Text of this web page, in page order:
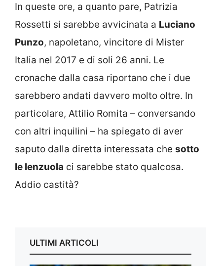
In queste ore, a quanto pare, Patrizia
Rossetti si sarebbe avvicinata a Luciano
Punzo, napoletano, vincitore di Mister
Italia nel 2017 e di soli 26 anni. Le
cronache dalla casa riportano che i due
sarebbero andati davvero molto oltre. In
particolare, Attilio Romita – conversando
con altri inquilini – ha spiegato di aver
saputo dalla diretta interessata che sotto
le lenzuola ci sarebbe stato qualcosa.
Addio castità?
ULTIMI ARTICOLI